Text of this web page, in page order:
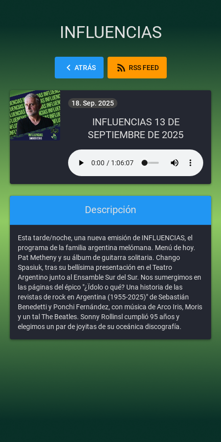
INFLUENCIAS
chevron_left ATRÁS rss_feed RSS FEED
18. Sep. 2025
INFLUENCIAS 13 DE
SEPTIEMBRE DE 2025
Descripción
Esta tarde/noche, una nueva emisión de INFLUENCIAS, el
programa de la familia argentina melómana. Menú de hoy.
Pat Metheny y su álbum de guitarra solitaria. Chango
Spasiuk, tras su bellísima presentación en el Teatro
Argentino junto al Ensamble Sur del Sur. Nos sumergimos en
las páginas del épico "¿Ïdolo o qué? Una historia de las
revistas de rock en Argentina (1955-2025)" de Sebastián
Benedetti y Ponchi Fernández, con música de Arco Iris, Moris
y un tal The Beatles. Sonny Rollinsl cumplió 95 años y
elegimos un par de joyitas de su oceánica discografía.